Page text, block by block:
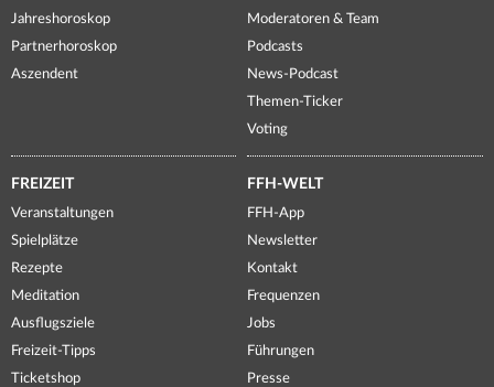
Jahreshoroskop
Partnerhoroskop
Aszendent
Moderatoren & Team
Podcasts
News-Podcast
Themen-Ticker
Voting
FREIZEIT
Veranstaltungen
Spielplätze
Rezepte
Meditation
Ausflugsziele
Freizeit-Tipps
Ticketshop
FFH-WELT
FFH-App
Newsletter
Kontakt
Frequenzen
Jobs
Führungen
Presse